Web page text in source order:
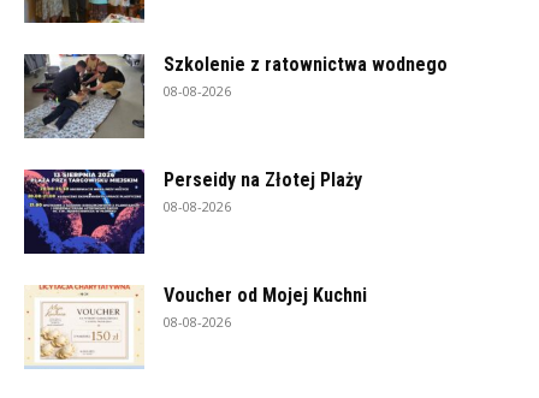
Szkolenie z ratownictwa wodnego
08-08-2026
Perseidy na Złotej Plaży
08-08-2026
Voucher od Mojej Kuchni
08-08-2026